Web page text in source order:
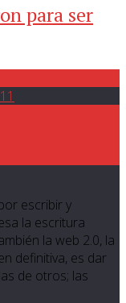
para ser
escribir y
la escritura
la web 2.0, la
definitiva, es dar
de otros; las